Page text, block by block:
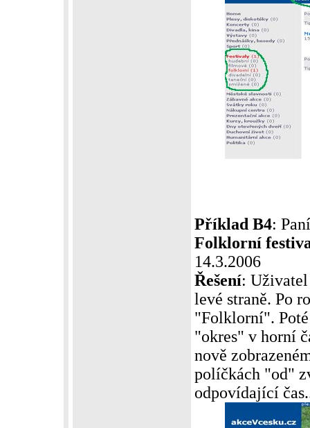
Příklad B4:
Folklorní
14.3.2006
Řešení:
levé straně. Po
"Folklorní".
"okres" v horní
nově
políčkách "od"
odpovídající